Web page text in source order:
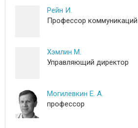
Рейн И.
Профессор коммуникаций
Хэмлин М.
Управляющий директор
Могилевкин Е. А.
профессор